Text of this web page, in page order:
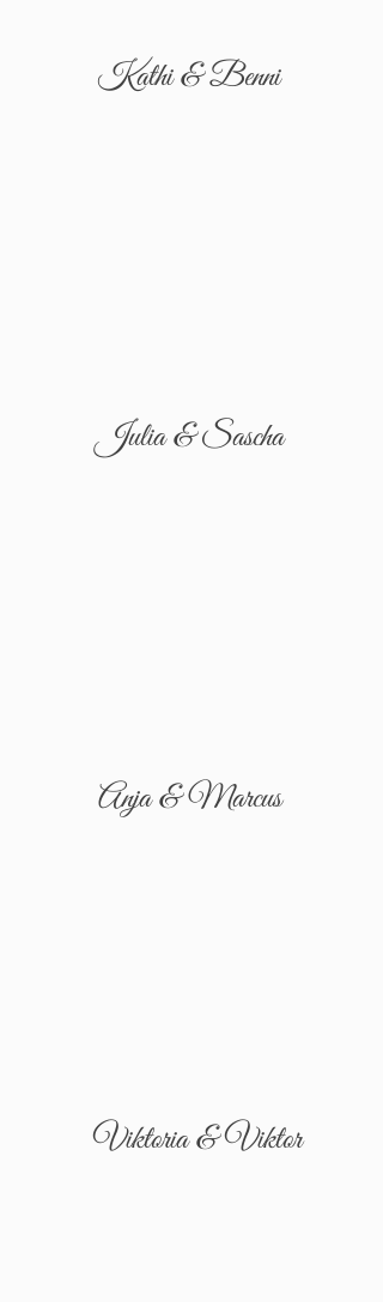
Kathi & Benni
Julia & Sascha
Anja & Marcus
Viktoria & Viktor